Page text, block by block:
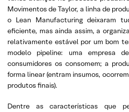
Movimentos de Taylor, a linha de
o Lean Manufacturing deixaram
eficiente, mas ainda assim, a
relativamente estável por um bom
modelo pipeline: uma empresa
consumidores os consomem; a
forma linear (entram insumos,
produtos finais).
Dentre as características que